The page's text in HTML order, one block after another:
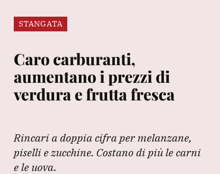
STANGATA
Caro carburanti,
aumentano i prezzi di
verdura e frutta fresca
Rincari a doppia cifra per melanzane,
piselli e zucchine. Costano di più le carni
e le uova.